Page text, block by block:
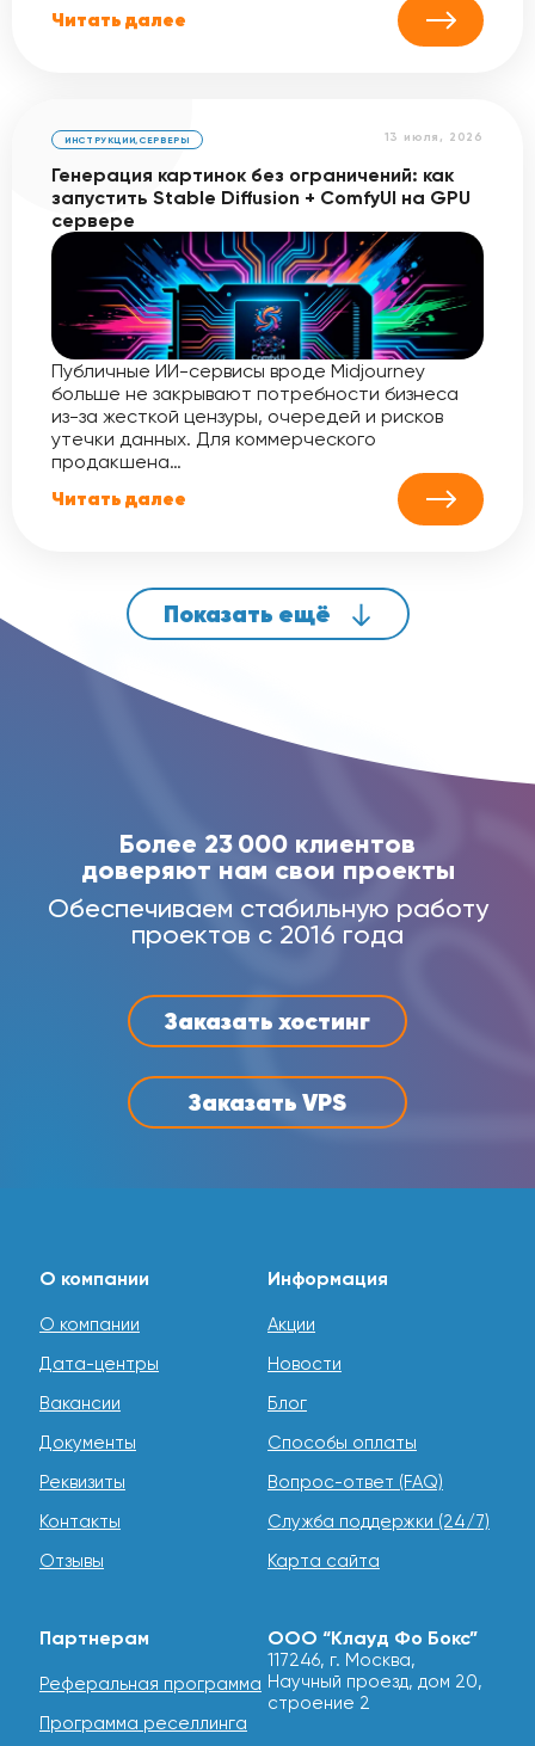
Читать далее
13 июля, 2026
ИНСТРУКЦИИ, СЕРВЕРЫ
Генерация картинок без ограничений: как
запустить Stable Diffusion + ComfyUI на GPU
сервере
Публичные ИИ-сервисы вроде Midjourney
больше не закрывают потребности бизнеса
из-за жесткой цензуры, очередей и рисков
утечки данных. Для коммерческого
продакшена…
Читать далее
Показать ещё
Заказать хостинг
Заказать VPS
Более 23 000 клиентов
доверяют нам свои проекты
Обеспечиваем стабильную работу
проектов с 2016 года
О компании
О компании
Дата-центры
Вакансии
Документы
Реквизиты
Контакты
Отзывы
Информация
Акции
Новости
Блог
Способы оплаты
Вопрос-ответ (FAQ)
Служба поддержки (24/7)
Карта сайта
Партнерам
Реферальная программа
Программа реселлинга
ООО “Клауд Фо Бокс”
117246, г. Москва,
Научный проезд, дом 20,
строение 2